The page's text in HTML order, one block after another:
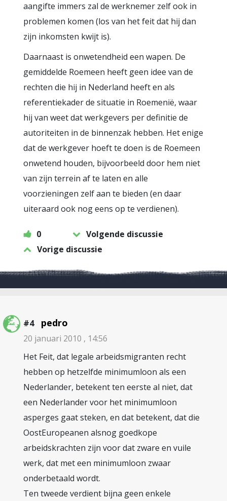
aangifte immers zal de werknemer zelf ook in
problemen komen (los van het feit dat hij dan
zijn inkomsten kwijt is).
Daarnaast is onwetendheid een wapen. De
gemiddelde Roemeen heeft geen idee van de
rechten die hij in Nederland heeft en als
referentiekader de situatie in Roemenië, waar
hij van weet dat werkgevers per definitie de
autoriteiten in de binnenzak hebben. Het enige
dat de werkgever hoeft te doen is de Roemeen
onwetend houden, bijvoorbeeld door hem niet
van zijn terrein af te laten en alle
voorzieningen zelf aan te bieden (en daar
uiteraard ook nog eens op te verdienen).
0
Volgende discussie
Vorige discussie
#4 pedro
20 januari 2010 , 14:56
Het Feit, dat legale arbeidsmigranten recht
hebben op hetzelfde minimumloon als een
Nederlander, betekent ten eerste al niet, dat
een Nederlander voor het minimumloon
asperges gaat steken, en dat betekent, dat die
OostEuropeanen alsnog goedkope
arbeidskrachten zijn voor dat zware en vuile
werk, dat met een minimumloon zwaar
onderbetaald wordt.
Ten tweede verdient bijna geen enkele